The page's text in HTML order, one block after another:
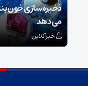
ذخیره‌سازی خون
می‌دهد
خبرآنلاین